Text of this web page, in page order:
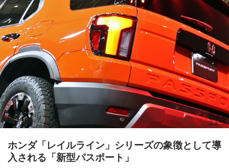
ホンダ「レイルライン」シリーズの象徴として導
入される「新型パスポート」